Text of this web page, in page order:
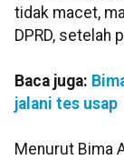
tidak macet,
DPRD, setelah
Baca juga:
jalani tes usap
Menurut Bima